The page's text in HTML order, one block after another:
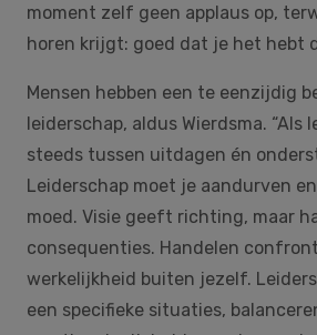
moment zelf geen applaus op,
horen krijgt: goed dat je het hebt
Mensen hebben een te eenzijdig
leiderschap, aldus Wierdsma. “Als
steeds tussen uitdagen én
Leiderschap moet je aandurven
moed. Visie geeft richting, maar
consequenties. Handelen
werkelijkheid buiten jezelf.
een specifieke situaties,